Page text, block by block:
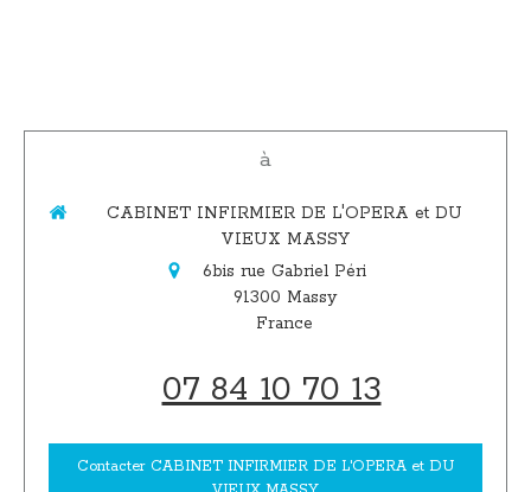
à
CABINET INFIRMIER DE L'OPERA et DU
VIEUX MASSY
6bis rue Gabriel Péri
91300 Massy
France
07 84 10 70 13
Contacter CABINET INFIRMIER DE L'OPERA et DU